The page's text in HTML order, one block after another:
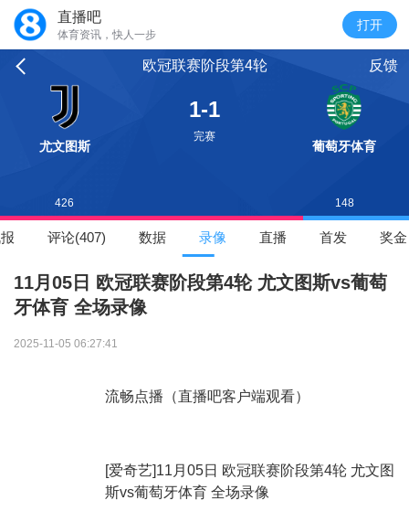
直播吧
体育资讯，快人一步
欧冠联赛阶段第4轮 反馈
尤文图斯
1-1
完赛
葡萄牙体育
426 148
评论(407) 数据 录像 直播 首发 奖金
11月05日 欧冠联赛阶段第4轮 尤文图斯vs葡萄
牙体育 全场录像
2025-11-05 06:27:41
流畅点播（直播吧客户端观看）
[爱奇艺]11月05日 欧冠联赛阶段第4轮 尤文图
斯vs葡萄牙体育 全场录像